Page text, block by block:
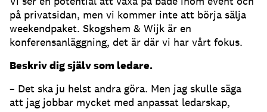
på privatsidan, men vi kommer inte att börja sälja
weekendpaket. Skogshem & Wijk är en
konferensanläggning, det är där vi har vårt fokus.
Beskriv dig själv som ledare.
– Det ska ju helst andra göra. Men jag skulle säga
att jag jobbar mycket med anpassat ledarskap,